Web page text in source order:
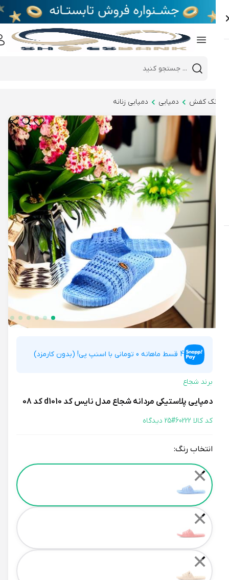
Mobile header search
e
کفش دمپایی دمپایی زنانه
4 قسط ماهانه 0 تومانی با اسنپ پی! (بدون کارمزد)
برند شجاع
دمپایی پلاستیکی مردانه شجاع مدل نایس کد d1010 کد 08
کد کالا 60222# 25 دیدگاه
انتخاب رنگ:
Color
✕
✕
✕